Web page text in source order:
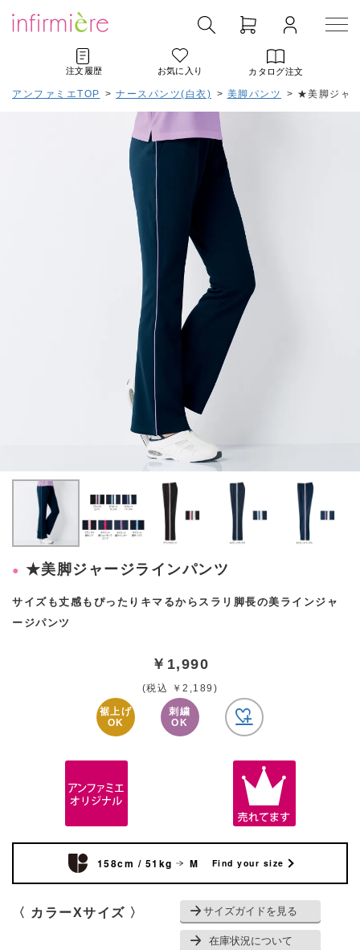
注文履歴 お気に入り カタログ注文
アンファミエTOP > ナースパンツ(白衣) > 美脚パンツ > ★美脚ジャ
★美脚ジャージラインパンツ
サイズも丈感もぴったりキマるからスラリ脚長の美ラインジャ
ージパンツ
￥1,990
(税込 ￥2,189)
裾上げ
OK
刺繍
OK
158cm / 51kg M Find your size
〈 カラーXサイズ 〉 サイズガイドを見る
在庫状況について